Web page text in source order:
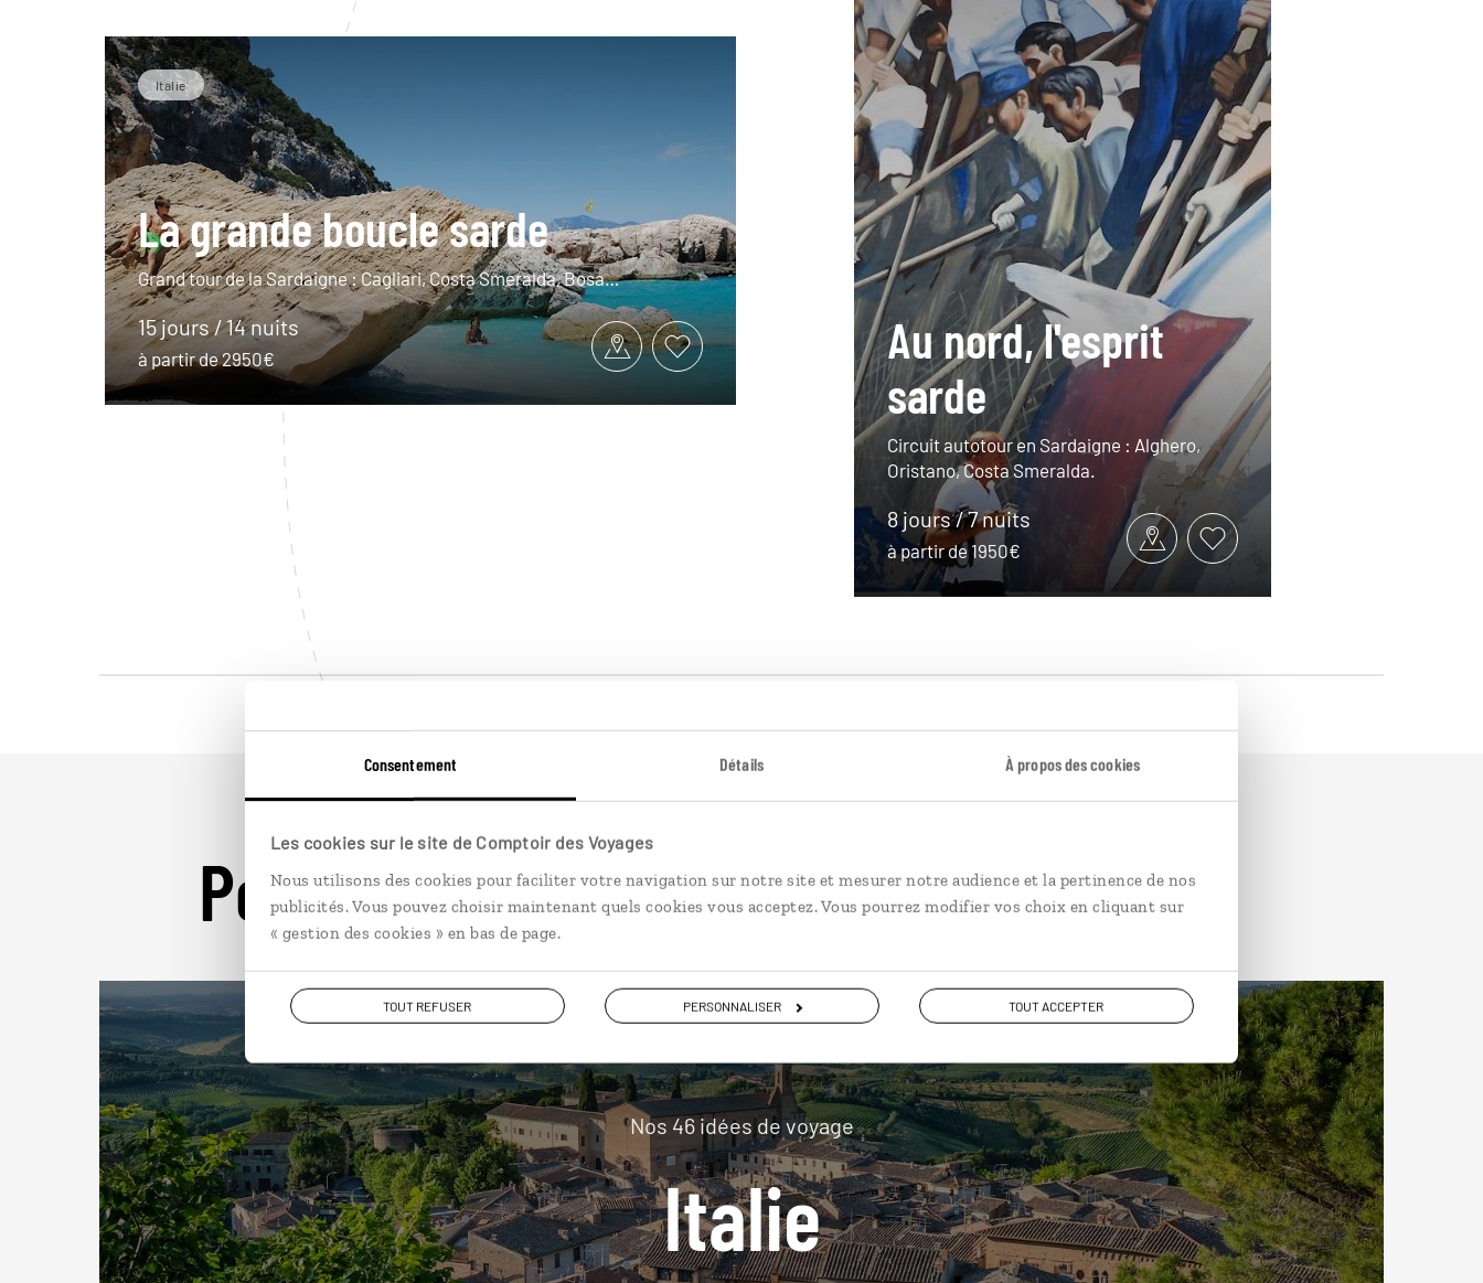
Consentement Détails À propos des cookies
Les cookies sur le site de Comptoir des Voyages
Nous utilisons des cookies pour faciliter votre navigation sur notre site et mesurer notre audience et la pertinence de nos
publicités. Vous pouvez choisir maintenant quels cookies vous acceptez. Vous pourrez modifier vos choix en cliquant sur
« gestion des cookies » en bas de page.
TOUT REFUSER PERSONNALISER TOUT ACCEPTER
Italie
La grande boucle sarde
Grand tour de la Sardaigne : Cagliari, Costa Smeralda, Bosa…
15 jours / 14 nuits
à partir de 2950€
Au nord, l'esprit
sarde
Circuit autotour en Sardaigne : Alghero,
Oristano, Costa Smeralda.
8 jours / 7 nuits
à partir de 1950€
Pour aller plus loin
Nos 46 idées de voyage
Italie